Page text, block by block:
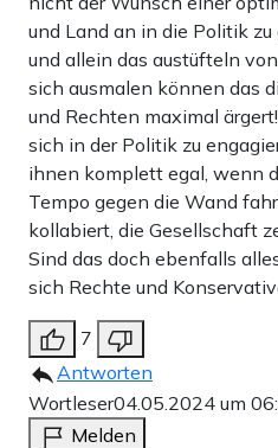
und Land an in die Politik
und allein das austüfteln
sich ausmalen können das
und Rechten maximal
sich in der Politik zu
ihnen komplett egal, wenn
Tempo gegen die Wand
kollabiert, die Gesellschaft
Sind das doch ebenfalls
sich Rechte und
7
Antworten
Wortleser04.05.2024 um
Melden